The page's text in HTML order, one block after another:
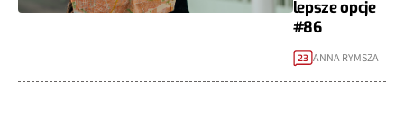
lepsze opcje
#86
23 ANNA RYMSZA